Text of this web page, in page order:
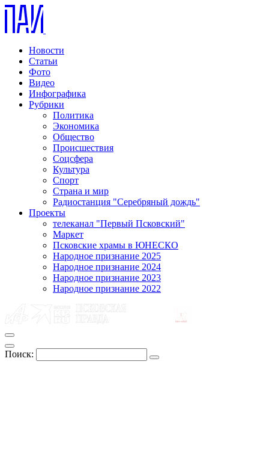
Новости
Статьи
Фото
Видео
Инфографика
Рубрики
Политика
Экономика
Общество
Происшествия
Соцсфера
Культура
Спорт
Страна и мир
Радиостанция "Серебряный дождь"
Проекты
телеканал "Первый Псковский"
Маркет
Псковские храмы в ЮНЕСКО
Народное признание 2025
Народное признание 2024
Народное признание 2023
Народное признание 2022
Поиск: